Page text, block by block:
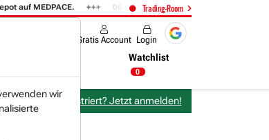
Trading-Room
06.08. 14:58 AMAZON (i) hat zwei Tage
Gratis Account Login
Watchlist
0
TraderFox registriert? Jetzt anmelden!
wir